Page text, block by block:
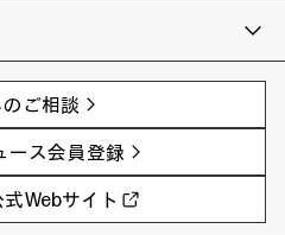
事例
イベントレポート
AIワークステーション
Poly
WXP（DEXツール）
ご相談
ース会員登録
Webサイト